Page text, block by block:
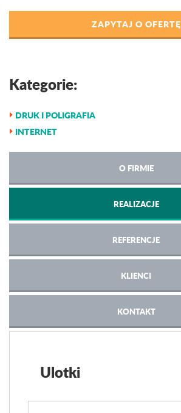
ZAPYTAJ O OFERTĘ
Kategorie:
DRUK I POLIGRAFIA
INTERNET
O FIRMIE
REALIZACJE
REFERENCJE
KLIENCI
KONTAKT
Ulotki